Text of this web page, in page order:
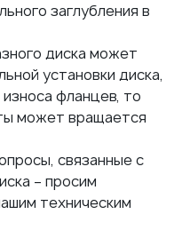
заглубления в
диска может
установки диска,
фланцев, то
может вращается
связанные с
– просим
техническим